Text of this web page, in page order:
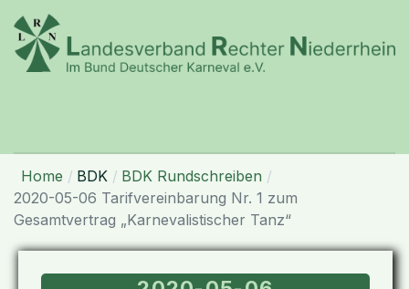
Home BDK
BDK Rundschreiben
2020-05-06 Tarifvereinbarung Nr. 1 zum
Gesamtvertrag „Karnevalistischer Tanz“